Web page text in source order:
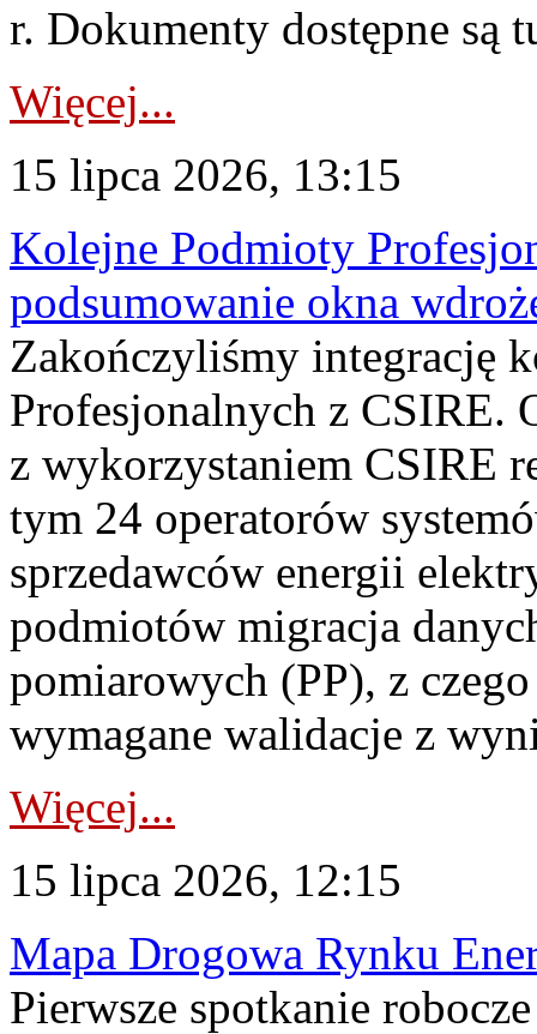
r. Dokumenty dostępne są
Więcej...
15 lipca 2026, 13:15
Kolejne Podmioty
podsumowanie okna
Zakończyliśmy integrację
Profesjonalnych z CSIRE.
z wykorzystaniem CSIRE
tym 24 operatorów
sprzedawców energii
podmiotów migracja
pomiarowych (PP), z
wymagane walidacje z
Więcej...
15 lipca 2026, 12:15
Mapa Drogowa Rynku
Pierwsze spotkanie